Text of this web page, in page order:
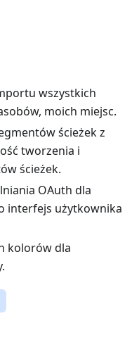
wszystkich
moich miejsc.
ścieżek z
tworzenia i
ścieżek.
OAuth dla
interfejs użytkownika
kolorów dla